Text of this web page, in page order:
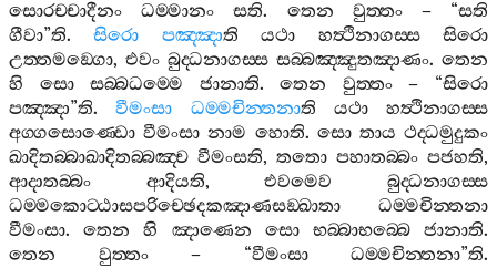
සොරච‍්චාදීනං
ධම‍්මානං සති. තෙන වුත‍්තං– “සති
ගීවා”ති.සිරො පඤ‍්ඤාති යථා හත්‍ථිනාගස‍්ස
සිරො
උත‍්තමඞ‍්ගො, එවං බුද‍්ධනාගස‍්ස සබ‍්බඤ‍්ඤුතඤාණං. තෙන
හි
සො සබ‍්බධම‍්මෙ ජානාති.තෙන වුත‍්තං– “සිරො
පඤ‍්ඤා”ති.වීමංසා ධම‍්මචින‍්තනාති යථා
හත්‍ථිනාගස‍්ස
අග‍්ගසොණ‍්ඩො වීමංසා නාම හොති. සො තාය ථද‍්ධමුදුකං
ඛාදිතබ‍්බාඛාදිතබ‍්බඤ‍්ච වීමංසති, තතො පහාතබ‍්බං පජහති,
ආදාතබ‍්බං
ආදියති,එවමෙව
බුද‍්ධනාගස‍්ස
ධම‍්මකොට‍්ඨාසපරිච‍්ඡෙදකඤාණසඞ‍්ඛාතා
ධම‍්මචින‍්තනා
වීමංසා.තෙන හි ඤාණෙන සො භබ‍්බාභබ‍්බෙ ජානාති.
තෙන
වුත‍්තං– “වීමංසා ධම‍්මචින‍්තනා”ති.